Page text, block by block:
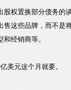
权置换部分债务的
售这些品牌，而不是
经销商等。
美元这个月就要。